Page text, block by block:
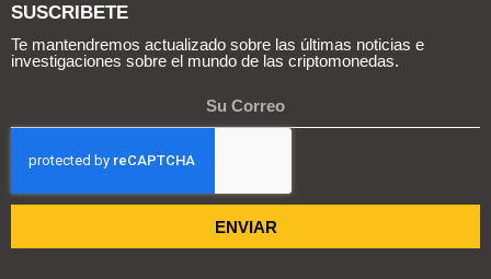
SUSCRIBETE
Te mantendremos actualizado sobre las últimas noticias e
investigaciones sobre el mundo de las criptomonedas.
ENVIAR